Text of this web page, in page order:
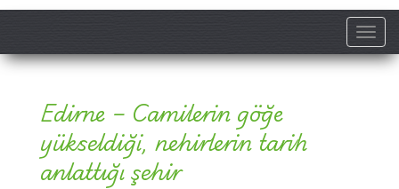
Edirne – Camilerin göğe
yükseldiği, nehirlerin tarih
anlattığı şehir